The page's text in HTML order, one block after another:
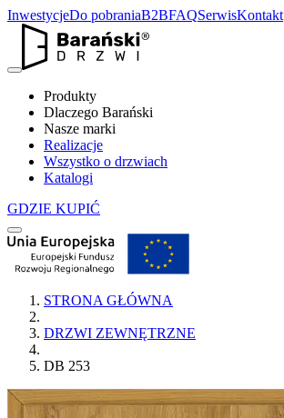
InwestycjeDo pobraniaB2BFAQSerwisKontakt
Produkty
Dlaczego Barański
Nasze marki
Realizacje
Wszystko o drzwiach
Katalogi
GDZIE KUPIĆ
STRONA GŁÓWNA
DRZWI ZEWNĘTRZNE
DB 253